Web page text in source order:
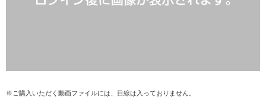
※ご購入いただく動画ファイルには、目線は入っておりません。